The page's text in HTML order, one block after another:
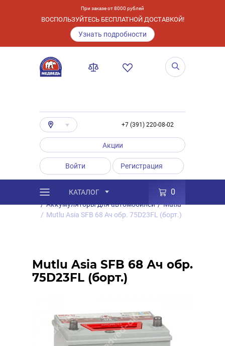
При заказе от 8000 рублей
ВОСПОЛЬЗУЙТЕСЬ БЕСПЛАТНОЙ ДОСТАВКОЙ!
Узнать подробности
+7 (391) 220-08-02
Акции
Войти Регистрация
КАТАЛОГ 0
Каталог / Товары
Аккумуляторы
/ Аккумуляторы для автомобилей / Mutlu
/ Mutlu Asia SFB 68 Ач обр. 75D23FL (борт.)
Mutlu Asia SFB 68 Ач обр.
75D23FL (борт.)